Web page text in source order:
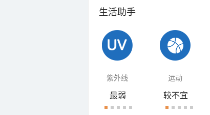
生活助手
紫外线 运动
最弱 较不宜